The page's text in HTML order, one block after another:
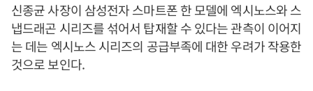
신종균 사장이 삼성전자 스마트폰 한 모델에 엑시노스와 스
냅드래곤 시리즈를 섞어서 탑재할 수 있다는 관측이 이어지
는 데는 엑시노스 시리즈의 공급부족에 대한 우려가 작용한
것으로 보인다.